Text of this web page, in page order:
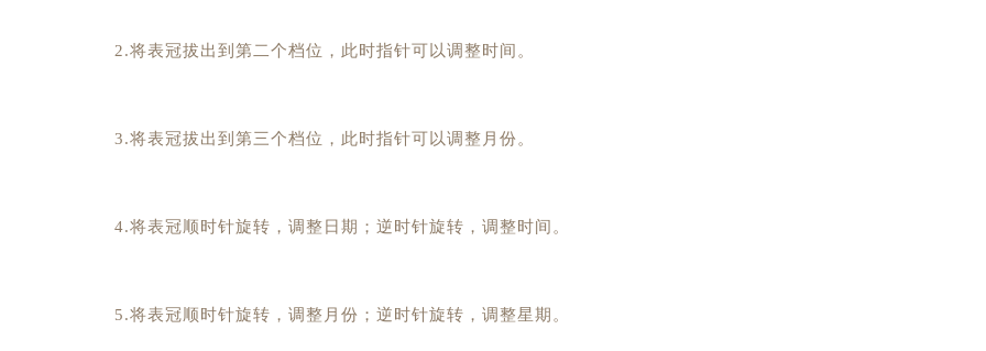
2.将表冠拔出到第二个档位，此时指针可以调整时间。
3.将表冠拔出到第三个档位，此时指针可以调整月份。
4.将表冠顺时针旋转，调整日期；逆时针旋转，调整时间。
5.将表冠顺时针旋转，调整月份；逆时针旋转，调整星期。